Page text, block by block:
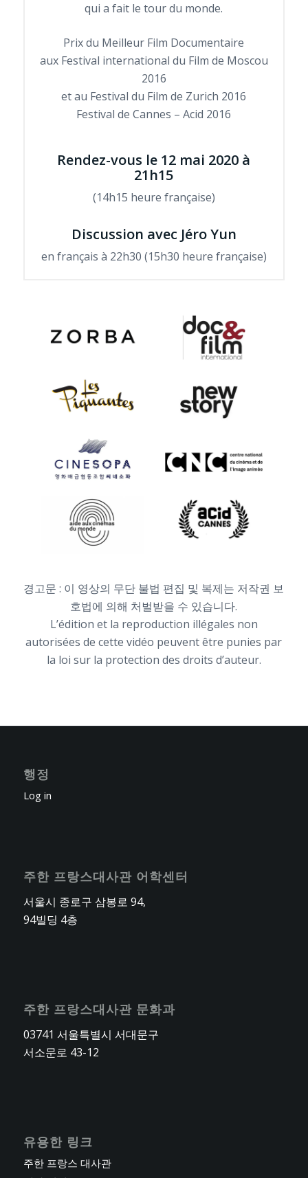
qui a fait le tour du monde.
Prix du Meilleur Film Documentaire
aux Festival international du Film de Moscou
2016
et au Festival du Film de Zurich 2016
Festival de Cannes – Acid 2016
Rendez-vous le 12 mai 2020 à
21h15
(14h15 heure française)
Discussion avec Jéro Yun
en français à 22h30 (15h30 heure française)
경고문 : 이 영상의 무단 불법 편집 및 복제는 저작권 보
호법에 의해 처벌받을 수 있습니다.
L’édition et la reproduction illégales non
autorisées de cette vidéo peuvent être punies par
la loi sur la protection des droits d’auteur.
행정
Log in
주한 프랑스대사관 어학센터
서울시 종로구 삼봉로 94,
94빌딩 4층
주한 프랑스대사관 문화과
03741 서울특별시 서대문구
서소문로 43-12
유용한 링크
주한 프랑스 대사관